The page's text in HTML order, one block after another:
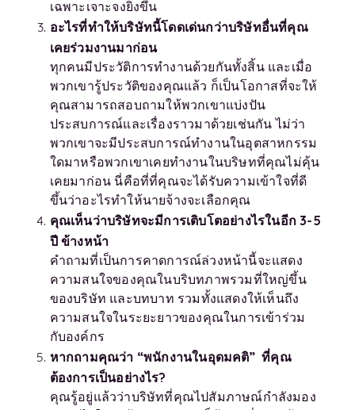
เฉพาะเจาะจงยิ่งขึ้น
อะไรที่ทำให้บริษัทนี้โดดเด่นกว่าบริษัทอื่นที่คุณ
เคยร่วมงานมาก่อน
ทุกคนมีประวัติการทำงานด้วยกันทั้งสิ้น และเมื่อ
พวกเขารู้ประวัติของคุณแล้ว ก็เป็นโอกาสที่จะให้
คุณสามารถสอบถามให้พวกเขาแบ่งปัน
ประสบการณ์และเรื่องราวมาด้วยเช่นกัน ไม่ว่า
พวกเขาจะมีประสบการณ์ทำงานในอุตสาหกรรม
ใดมาหรือพวกเขาเคยทำงานในบริษทที่คุณไม่คุ้น
เคยมาก่อน นี่คือที่ที่คุณจะได้รับความเข้าใจที่ดี
ขึ้นว่าอะไรทำให้นายจ้างจะเลือกคุณ
คุณเห็นว่าบริษัทจะมีการเติบโตอย่างไรในอีก 3-5
ปี ข้างหน้า
คำถามที่เป็นการคาดการณ์ล่วงหน้านี้จะแสดง
ความสนใจของคุณในบริบทภาพรวมที่ใหญ่ขึ้น
ของบริษัท และบทบาท รวมทั้งแสดงให้เห็นถึง
ความสนใจในระยะยาวของคุณในการเข้าร่วม
กับองค์กร
หากถามคุณว่า “พนักงานในอุดมคติ” ที่คุณ
ต้องการเป็นอย่างไร?
คุณรู้อยู่แล้วว่าบริษัทที่คุณไปสัมภาษณ์กำลังมอง